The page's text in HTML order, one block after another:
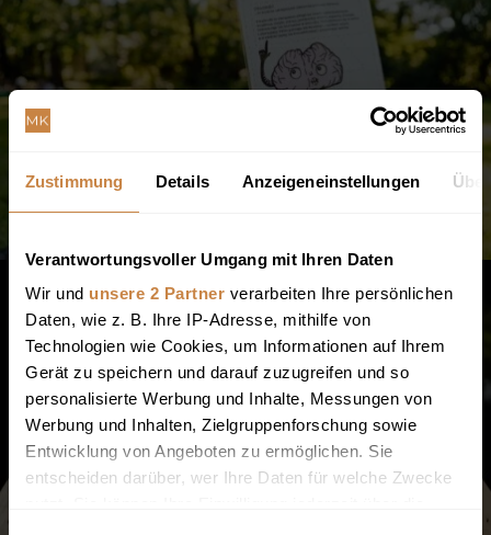
Zustimmung Details Anzeigeneinstellungen
Verantwortungsvoller Umgang mit Ihren Daten
Wir und unsere 2 Partner verarbeiten Ihre persönlichen
Daten, wie z. B. Ihre IP-Adresse, mithilfe von
Technologien wie Cookies, um Informationen auf Ihrem
Gerät zu speichern und darauf zuzugreifen und so
personalisierte Werbung und Inhalte, Messungen von
Werbung und Inhalten, Zielgruppenforschung sowie
Entwicklung von Angeboten zu ermöglichen. Sie
entscheiden darüber, wer Ihre Daten für welche Zwecke